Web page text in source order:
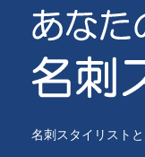
名刺スタイリストと